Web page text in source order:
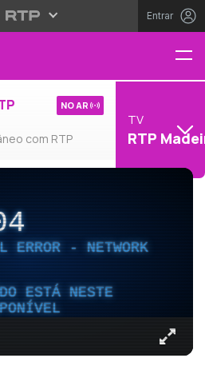
Entrar
com RTP
NO AR
TV
RTP
ERROR - NETWORK
ESTÁ NESTE